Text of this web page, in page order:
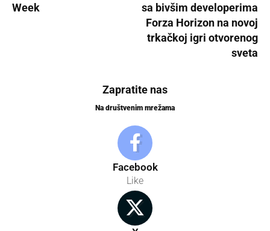
Week
sa bivšim developerima
Forza Horizon na novoj
trkačkoj igri otvorenog
sveta
Zapratite nas
Na društvenim mrežama
Facebook
Like